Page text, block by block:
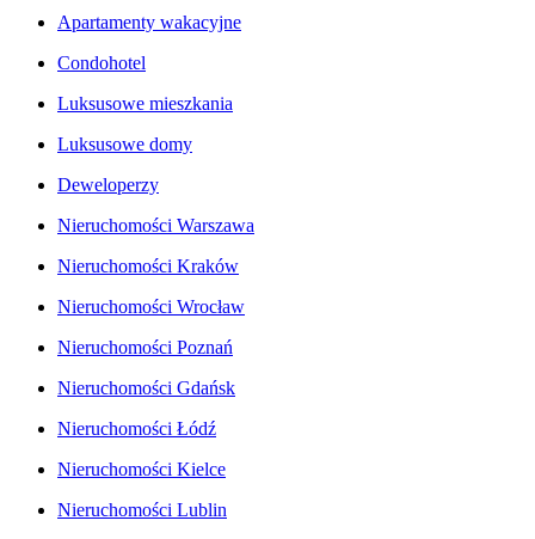
Apartamenty wakacyjne
Condohotel
Luksusowe mieszkania
Luksusowe domy
Deweloperzy
Nieruchomości Warszawa
Nieruchomości Kraków
Nieruchomości Wrocław
Nieruchomości Poznań
Nieruchomości Gdańsk
Nieruchomości Łódź
Nieruchomości Kielce
Nieruchomości Lublin